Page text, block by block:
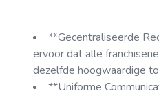
**Gecentraliseerde
ervoor dat alle
dezelfde hoogwaardige
**Uniforme